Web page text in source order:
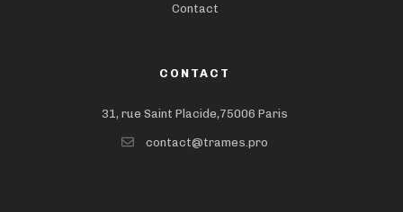
Contact
CONTACT
31, rue Saint Placide,75006 Paris
contact@trames.pro